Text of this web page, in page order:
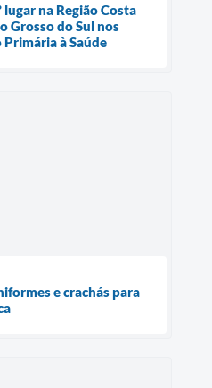
na Região Costa
Grosso do Sul nos
à Saúde
e crachás para